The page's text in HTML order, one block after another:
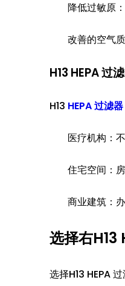
降低过敏原
改善的空气
H13 HEPA 过
H13 HEPA 过滤器
医疗机构：
住宅空间：
商业建筑：
选择右H13
选择H13 HEPA